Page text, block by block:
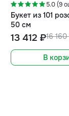
5.0 (9
Букет из 101
50 см
16
13 412 ₽
В